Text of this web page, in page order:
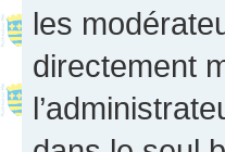
les
directement